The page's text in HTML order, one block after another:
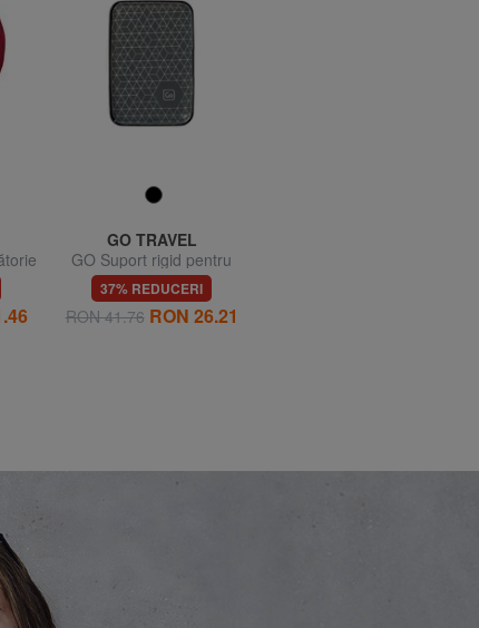
GO TRAVEL
GO Suport rigid pentru
carduri cu blocare RFID
37% REDUCERI
RON 41.76 RON 26.21